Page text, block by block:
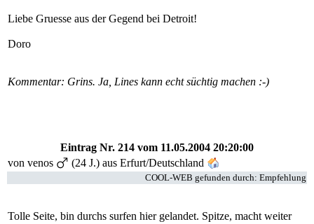
Liebe Gruesse aus der Gegend bei Detroit!
Doro
Kommentar: Grins. Ja, Lines kann echt süchtig machen :-)
Eintrag Nr. 214 vom 11.05.2004 20:20:00
von venos (24 J.) aus Erfurt/Deutschland
COOL-WEB gefunden durch: Empfehlung
Tolle Seite, bin durchs surfen hier gelandet. Spitze, macht weiter